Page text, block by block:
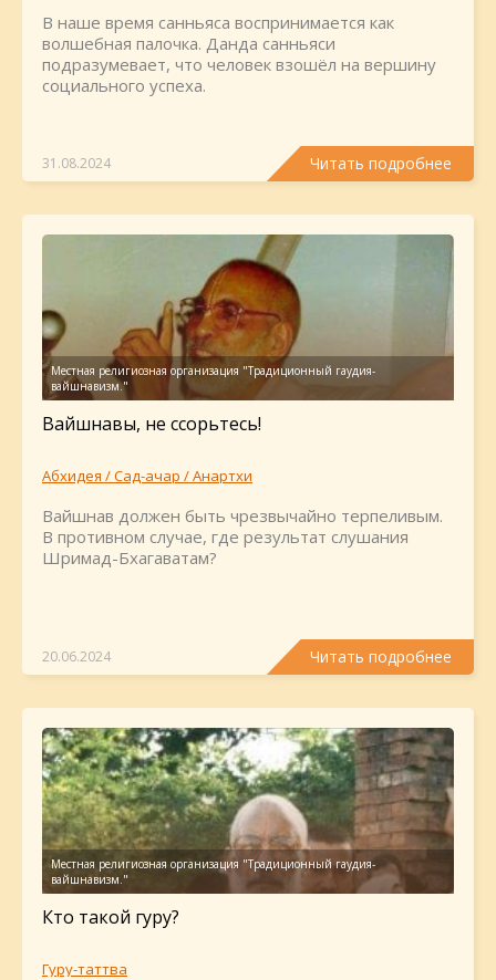
В наше время санньяса воспринимается как
волшебная палочка. Данда санньяси
подразумевает, что человек взошёл на вершину
социального успеха.
31.08.2024 Читать подробнее
Вайшнавы, не ссорьтесь!
Абхидея / Сад-ачар / Анартхи
Вайшнав должен быть чрезвычайно терпеливым.
В противном случае, где результат слушания
Шримад-Бхагаватам?
20.06.2024 Читать подробнее
Кто такой гуру?
Гуру-таттва